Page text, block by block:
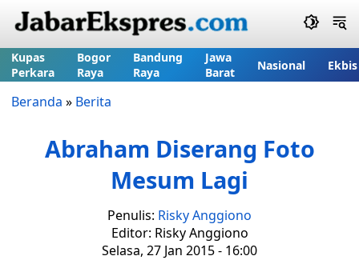
Kupas
Perkara
Bogor
Raya
Bandung
Raya
Jawa
Barat
Nasional Ekbis
Beranda » Berita
Abraham Diserang Foto
Mesum Lagi
Penulis: Risky Anggiono
Editor: Risky Anggiono
Selasa, 27 Jan 2015 - 16:00